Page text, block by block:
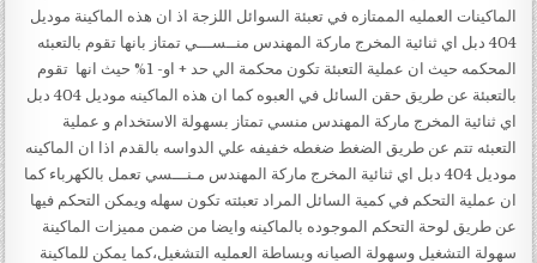
الماكينات العمليه الممتازه في تعبئة السوائل اللزجة اذ ان هذه الماكينة موديل
404 دبل اي ثنائية المخرج ماركة المهندس منــســـي تمتاز بانها تقوم بالتعبئه
المحكمه حيث ان عملية التعبئة تكون محكمة الي حد + او- 1% حيث انها تقوم
بالتعبئة عن طريق حقن السائل في العبوه كما ان هذه الماكينه موديل 404 دبل
اي ثنائية المخرج ماركة المهندس منسي تمتاز بسهولة الاستخدام و عملية
التعبئه تتم عن طريق الضغط ضغطه خفيفه علي الدواسه بالقدم اذا ان الماكينه
موديل 404 دبل اي ثنائية المخرج ماركة المهندس مـنـــسي تعمل بالكهرباء كما
ان عملية التحكم في كمية السائل المراد تعبئته تكون سهله ويمكن التحكم فيها
عن طريق لوحة التحكم الموجوده بالماكينه وايضا من ضمن مميزات الماكينة
سهولة التشغيل وسهولة الصيانه وبساطة العمليه التشغيل،كما يمكن للماكينة